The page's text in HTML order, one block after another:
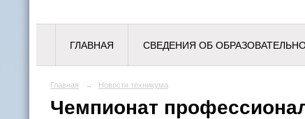
ГЛАВНАЯ СВЕДЕНИЯ ОБ
Главная → Новости техникума
Чемпионат